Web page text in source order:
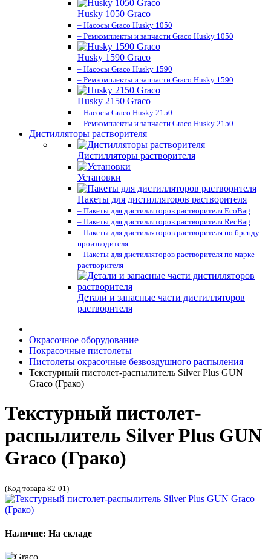
Husky 1050 Graco
– Насосы Graco Husky 1050
– Ремкомплекты и запчасти Graco Husky 1050
Husky 1590 Graco
– Насосы Graco Husky 1590
– Ремкомплекты и запчасти Graco Husky 1590
Husky 2150 Graco
– Насосы Graco Husky 2150
– Ремкомплекты и запчасти Graco Husky 2150
Дистилляторы растворителя
Дистилляторы растворителя
Установки
Пакеты для дистилляторов растворителя
– Пакеты для дистилляторов растворителя EcoBag
– Пакеты для дистилляторов растворителя RecBag
– Пакеты для дистилляторов растворителя по бренду
производителя
– Пакеты для дистилляторов растворителя по марке
растворителя
Детали и запасные части дистилляторов
растворителя
Окрасочное оборудование
Покрасочные пистолеты
Пистолеты окрасочные безвоздушного распыления
Текстурный пистолет-распылитель Silver Plus GUN
Graco (Грако)
Текстурный пистолет-
распылитель Silver Plus GUN
Graco (Грако)
(Код товара 82-01)
Наличие: На складе